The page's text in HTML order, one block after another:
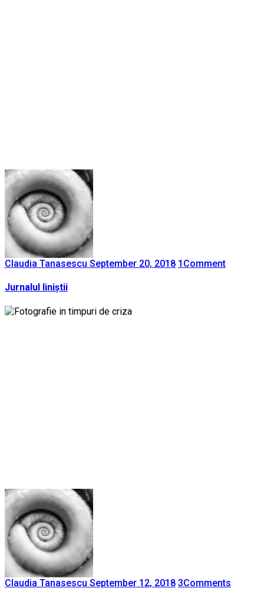
Claudia Tanasescu September 20, 2018 1 Comment
Jurnalul liniștii
Claudia Tanasescu September 12, 2018 3Comments